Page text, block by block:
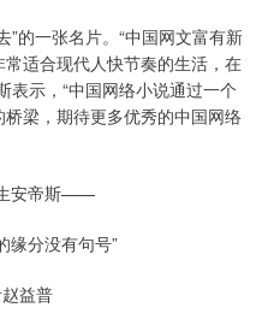
一张名片。“中国网文富有新
适合现代人快节奏的生活，在
表示，“中国网络小说通过一个
梁，期待更多优秀的中国网络
安帝斯——
缘分没有句号”
益普